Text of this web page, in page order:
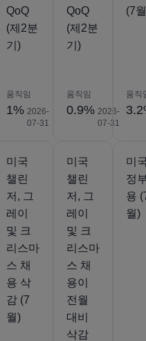
QoQ
(제2분
기)
움직임
1% 2026-
07-31
QoQ
(제2분
기)
움직임
0.9% 2026-
07-31
(7
움직
미국
챌린
저, 그
레이
및 크
리스마
스 채
용 삭
감 (7
월)
미국
챌린
저, 그
레이
및 크
리스마
스 채
용이
전월
대비
삭감
미
정
용
월)